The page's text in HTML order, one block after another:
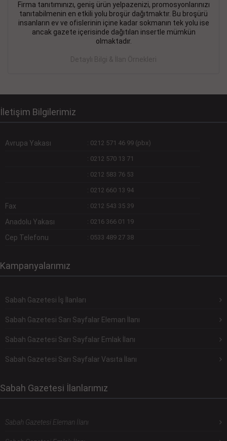
Firma tanıtımınızı, geniş ürün yelpazenizi, promosyonlarınızı
tanıtabilmenin en etkili yolu broşür dağıtmaktır. Bu broşürü
insanların ev ve ofislerinin içine kadar sokmanın tek yolu ise
ancak gazete içerisinde dağıtılan insertle mümkün
olmaktadır.
Detaylı Bilgi & İlan Örnekleri
İletişim Bilgilerimiz
Avrupa Yakası : 0212 571 46 99 (pbx)
: 0212 570 13 71
: 0212 583 76 53
: 0212 660 13 94
Fax : 0212 543 35 39
Anadolu Yakası : 0216 366 01 19
Cep Telefonu : 0533 489 27 38
Kampanyalarımız
Sabah Gazetesi İş İlanları
Sabah Gazetesi Sarı Sayfalar Eleman İlanı
Sabah Gazetesi Sarı Sayfalar Emlak İlanı
Sabah Gazetesi Sarı Sayfalar Vasıta İlanı
Sabah Gazetesi İlanlarımız
Sabah Gazetesi Eleman İlanı
DEVREMÜLK KİRALIK İlanı- 11.09.2018
SİNYE Tekstile Şoförlüğü olan 35 yaşını aşmamış, Depo
elemanı alınacaktır. Osmanbey, Şişli
Devamını Gör